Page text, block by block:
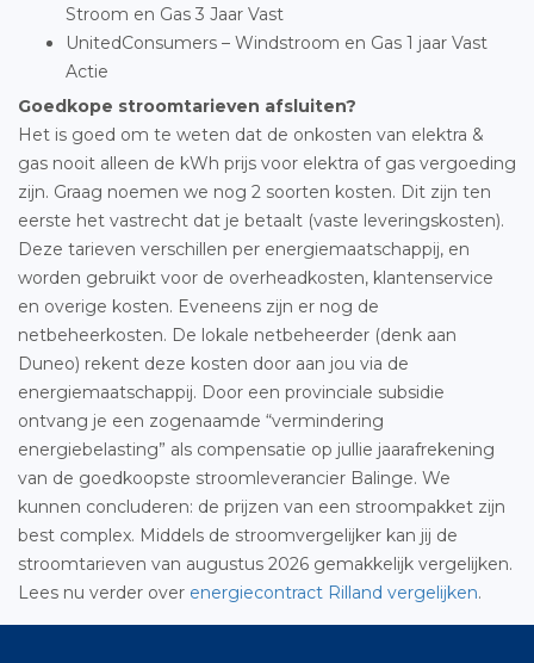
Stroom en Gas 3 Jaar Vast
UnitedConsumers – Windstroom en Gas 1 jaar Vast
Actie
Goedkope stroomtarieven afsluiten?
Het is goed om te weten dat de onkosten van elektra &
gas nooit alleen de kWh prijs voor elektra of gas vergoeding
zijn. Graag noemen we nog 2 soorten kosten. Dit zijn ten
eerste het vastrecht dat je betaalt (vaste leveringskosten).
Deze tarieven verschillen per energiemaatschappij, en
worden gebruikt voor de overheadkosten, klantenservice
en overige kosten. Eveneens zijn er nog de
netbeheerkosten. De lokale netbeheerder (denk aan
Duneo) rekent deze kosten door aan jou via de
energiemaatschappij. Door een provinciale subsidie
ontvang je een zogenaamde “vermindering
energiebelasting” als compensatie op jullie jaarafrekening
van de goedkoopste stroomleverancier Balinge. We
kunnen concluderen: de prijzen van een stroompakket zijn
best complex. Middels de stroomvergelijker kan jij de
stroomtarieven van augustus 2026 gemakkelijk vergelijken.
Lees nu verder over energiecontract Rilland vergelijken.